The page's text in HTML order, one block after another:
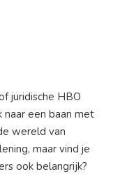
juridische HBO
een baan met
wereld van
maar vind je
ook belangrijk?